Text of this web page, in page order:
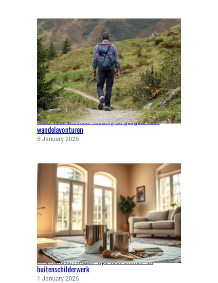
Klaar voor elk weer: kleding en gadgets voor
wandelavonturen
5 January 2026
Kwaliteitsverf kiezen: tips voor binnen- en
buitenschilderwerk
1 January 2026